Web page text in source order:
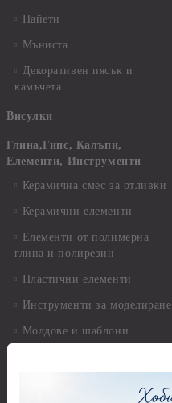
Пайети
Мъниста
Декоративен пясък и
камъчета
Висулки
Глина,Гипс, Калъпи,
Елементи, Инструменти
Керамична смес за отливки
Керамични елементи
Елементи от полимерна
глина и полирезин
Пластични елементи
Инструменти за моделиране
Молдове и шаблони